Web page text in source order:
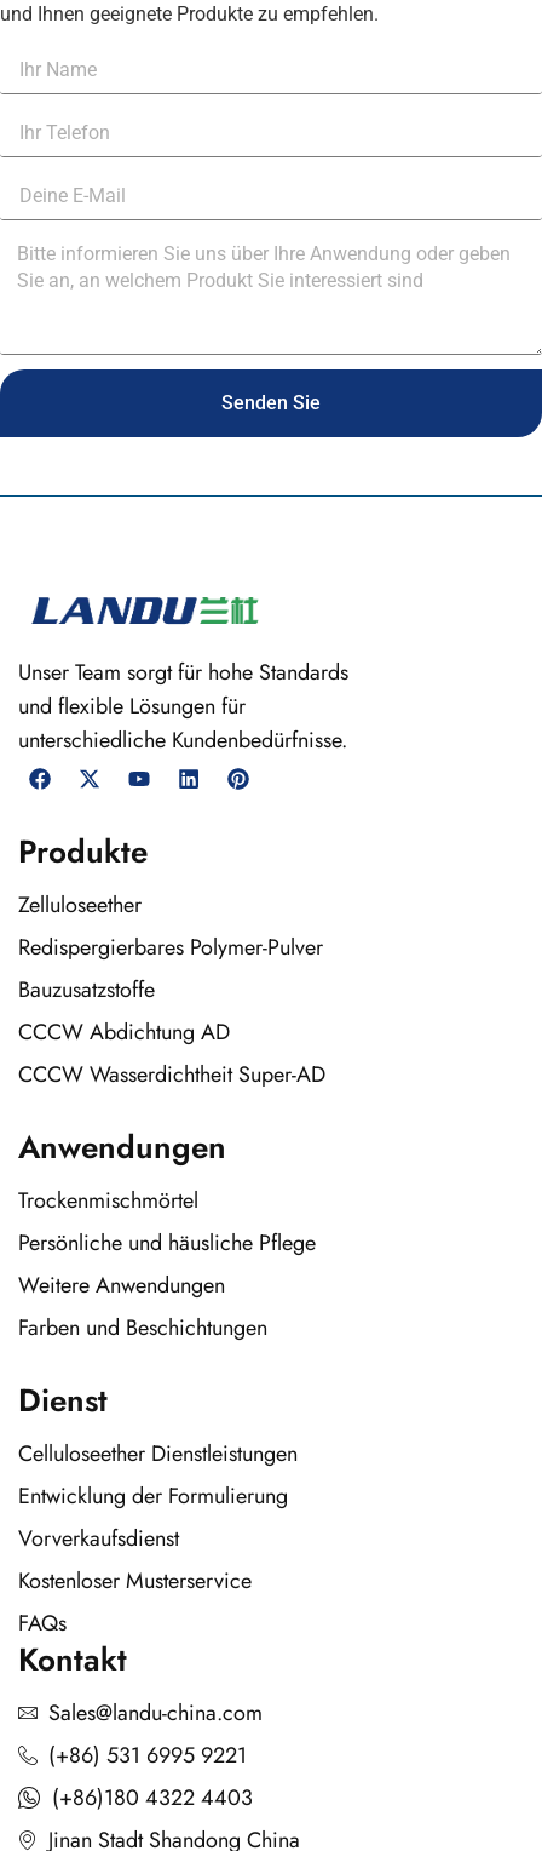
und Ihnen geeignete Produkte zu empfehlen.
Senden Sie
Unser Team sorgt für hohe Standards
und flexible Lösungen für
unterschiedliche Kundenbedürfnisse.
Produkte
Zelluloseether
Redispergierbares Polymer-Pulver
Bauzusatzstoffe
CCCW Abdichtung AD
CCCW Wasserdichtheit Super-AD
Anwendungen
Trockenmischmörtel
Persönliche und häusliche Pflege
Weitere Anwendungen
Farben und Beschichtungen
Dienst
Celluloseether Dienstleistungen
Entwicklung der Formulierung
Vorverkaufsdienst
Kostenloser Musterservice
FAQs
Kontakt
Sales@landu-china.com
(+86) 531 6995 9221
(+86)180 4322 4403
Jinan Stadt Shandong China